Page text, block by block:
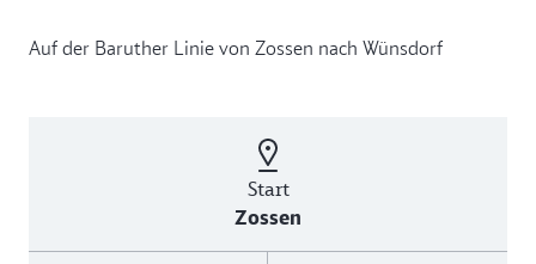
Auf der Baruther Linie von Zossen nach Wünsdorf
Start
Zossen